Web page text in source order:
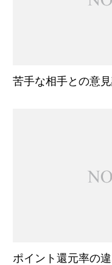
苦手な相手との意
ポイント還元率の